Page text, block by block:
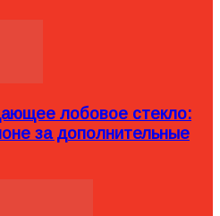
лобовое стекло:
за дополнительные